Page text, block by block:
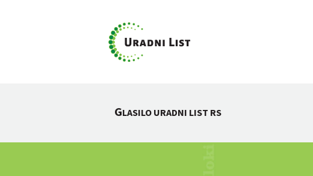
GLASILO URADNI LIST RS